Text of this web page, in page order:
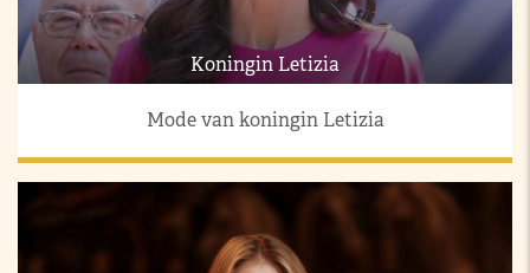
Koningin Letizia
Mode van koningin Letizia